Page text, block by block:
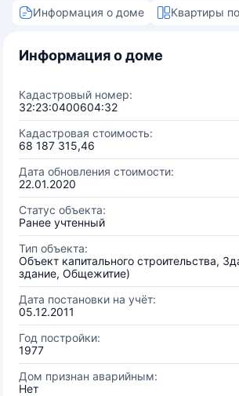
Информация о доме Квартиры
Информация о доме
Кадастровый номер:
32:23:0400604:32
Кадастровая стоимость:
68 187 315,46
Дата обновления стоимости:
22.01.2020
Статус объекта:
Ранее учтенный
Тип объекта:
Объект капитального строительства,
здание, Общежитие)
Дата постановки на учёт:
05.12.2011
Год постройки:
1977
Дом признан аварийным:
Нет